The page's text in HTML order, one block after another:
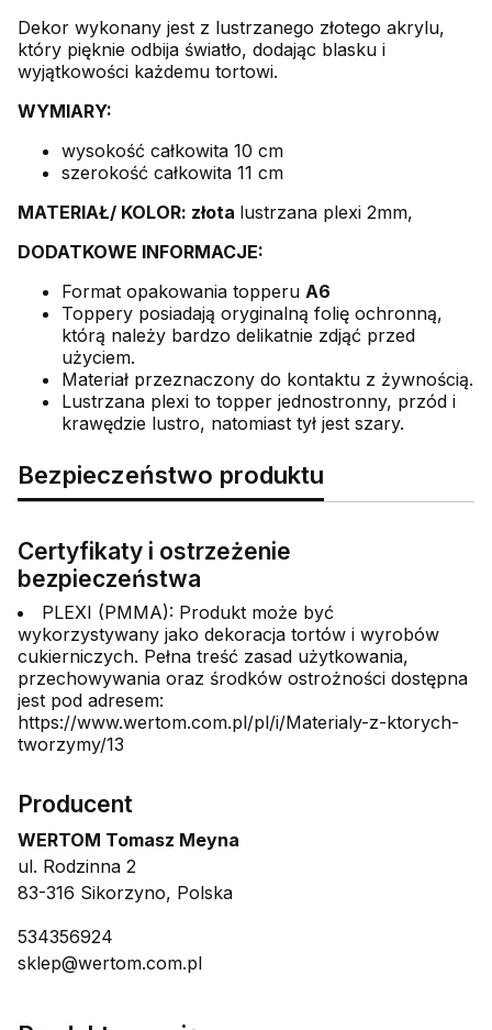
Dekor wykonany jest z lustrzanego złotego akrylu,
który pięknie odbija światło, dodając blasku i
wyjątkowości każdemu tortowi.
WYMIARY:
wysokość całkowita 10 cm
szerokość całkowita 11 cm
MATERIAŁ/ KOLOR: złota lustrzana plexi 2mm,
DODATKOWE INFORMACJE:
Format opakowania topperu A6
Toppery posiadają oryginalną folię ochronną,
którą należy bardzo delikatnie zdjąć przed
użyciem.
Materiał przeznaczony do kontaktu z żywnością.
Lustrzana plexi to topper jednostronny, przód i
krawędzie lustro, natomiast tył jest szary.
Bezpieczeństwo produktu
Certyfikaty i ostrzeżenie
bezpieczeństwa
PLEXI (PMMA): Produkt może być
wykorzystywany jako dekoracja tortów i wyrobów
cukierniczych. Pełna treść zasad użytkowania,
przechowywania oraz środków ostrożności dostępna
jest pod adresem:
https://www.wertom.com.pl/pl/i/Materialy-z-ktorych-
tworzymy/13
Producent
WERTOM Tomasz Meyna
ul. Rodzinna 2
83-316 Sikorzyno, Polska
534356924
sklep@wertom.com.pl